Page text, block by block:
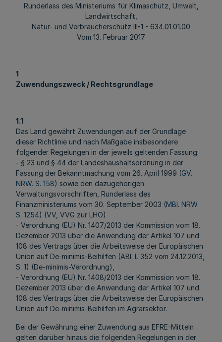
Runderlass des Ministeriums für Klimaschutz, Umwelt,
Landwirtschaft,
Natur- und Verbraucherschutz III-1 - 634.01.01.00
Vom 13. Februar 2017
1
Zuwendungszweck / Rechtsgrundlage
1.1
Das Land gewährt Zuwendungen auf der Grundlage
dieser Richtlinie und nach Maßgabe insbesondere
folgender Regelungen in der jeweils geltenden Fassung:
- § 23 und § 44 der Landeshaushaltsordnung in der
Fassung der Bekanntmachung vom 26. April 1999 (GV.
NRW. S. 158) sowie den dazugehörigen
Verwaltungsvorschriften, Runderlass des
Finanzministeriums vom 30. September 2003 (MBl. NRW.
S. 1254) (VV, VVG zur LHO)
- Verordnung (EU) Nr. 1407/2013 der Kommission vom 18.
Dezember 2013 über die Anwendung der Artikel 107 und
108 des Vertrags über die Arbeitsweise der Europäischen
Union auf De-minimis-Beihilfen (ABl. L 352 vom 24.12.2013,
S. 1) (De-minimis-Verordnung),
- Verordnung (EU) Nr. 1408/2013 der Kommission vom 18.
Dezember 2013 über die Anwendung der Artikel 107 und
108 des Vertrags über die Arbeitsweise der Europäischen
Union auf De-minimis-Beihilfen im Agrarsektor.
Bei der Gewährung einer Zuwendung aus EFRE-Mitteln
gelten darüber hinaus die folgenden Regelungen in der